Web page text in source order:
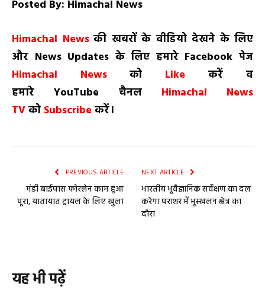
Posted By: Himachal News
Himachal News की खबरों के वीडियो देखने के लिए
और News Updates के लिए हमारेFacebookपेज
Himachal News
को Like करें व
हमारे YouTube चैनल
Himachal News
TVको Subscribe करें।
PREVIOUS ARTICLE
मंडी बाईपास फोरलेन काम हुआ
पूरा, यातायात ट्रायल के लिए खुला
NEXT ARTICLE
भारतीय भूवैज्ञानिक सर्वेक्षण का दल
करेगा पराशर में भूस्खलन क्षेत्र का
दौरा
यह भी पढ़ें